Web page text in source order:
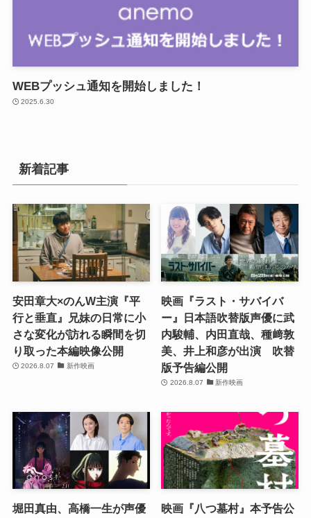
WEBプッシュ通知を開始しました！
2025.6.30
新着記事
安田章大×のんW主演『平
行と垂直』兄妹の日常に小
さな変化が訪れる瞬間を切
り取った本編映像公開
2026.8.07 新作映画
映画『ラスト・サバイバ
ー』日本語吹替版声優に武
内駿輔、内田直哉、種﨑敦
美、井上和彦が出演 吹替
版予告編公開
2026.8.07 新作映画
堀田真由、高橋一生が声優
映画『八つ墓村』本予告公